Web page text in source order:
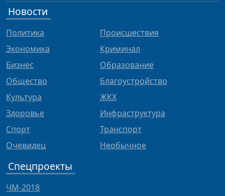
Новости
Политика
Экономика
Бизнес
Общество
Культура
Здоровье
Спорт
Очевидец
Происшествия
Криминал
Образование
Благоустройство
ЖКХ
Инфраструктура
Транспорт
Необычное
Спецпроекты
ЧМ-2018